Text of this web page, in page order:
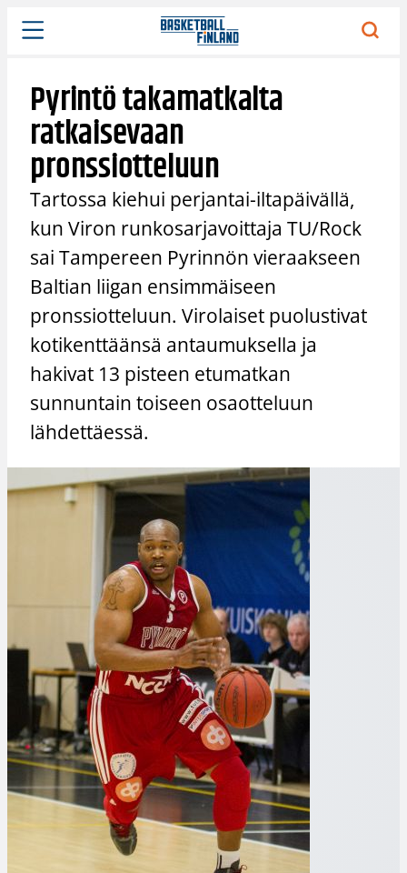
Siirry
sisältöön
Pyrintö takamatkalta
ratkaisevaan
pronssiotteluun
Tartossa kiehui perjantai-iltapäivällä,
kun Viron runkosarjavoittaja TU/Rock
sai Tampereen Pyrinnön vieraakseen
Baltian liigan ensimmäiseen
pronssiotteluun. Virolaiset puolustivat
kotikenttäänsä antaumuksella ja
hakivat 13 pisteen etumatkan
sunnuntain toiseen osaotteluun
lähdettäessä.